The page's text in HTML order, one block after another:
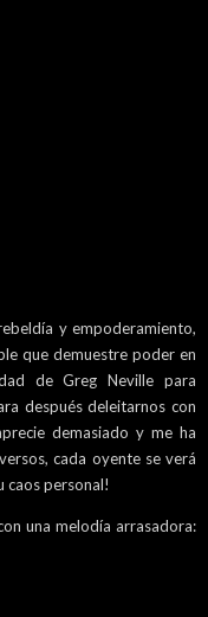
y empoderamiento,
que demuestre poder en
de Greg Neville para
después deleitarnos con
demasiado y me ha
cada oyente se verá
caos personal!
una melodía arrasadora: